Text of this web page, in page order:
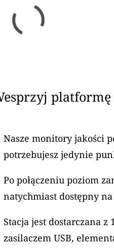
Nasze monitory jakości
potrzebujesz jedynie
Po połączeniu poziom
natychmiast dostępny
Stacja jest dostarczana
zasilaczem USB,